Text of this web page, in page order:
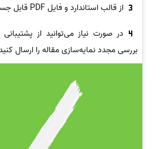
از قالب استاندارد و فایل PDF قابل جستجو استفاده کنید.
در صورت نیاز می‌توانید از
بررسی مجدد نمایه‌سازی مقاله را ارسال